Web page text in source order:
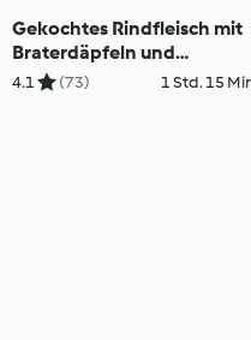
Gekochtes Rindfleisch mit
Braterdäpfeln und
Wurzelgemüse
4.1 (73) 1 Std. 15